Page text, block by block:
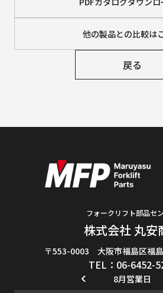
他の製品との比較は
戻る
フォークリフト部品セ
株式会社 丸安
〒553-0003 大阪市福島区福
TEL：06-6452-
8月営業日